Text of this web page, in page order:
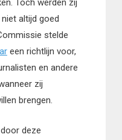
Toch werden zij
altijd goed
stelde
een richtlijn voor,
en andere
zij
brengen.
deze